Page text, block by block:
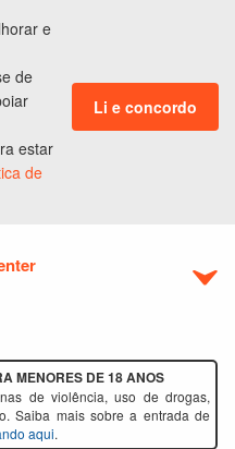
MENORES DE 18 ANOS
de violência, uso de drogas,
Saiba mais sobre a entrada de
aqui.
e
de
estar
de
Li e concordo